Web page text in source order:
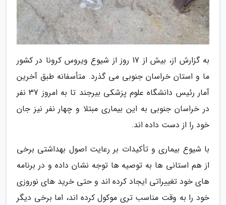
به گزارش از، بیش از 17 روز از شیوع ویروس کرونا در کشور
ما و استان خراسان جنوبی می گذرد. متأسفانه طبق آخرین
آمار رئیس دانشگاه علوم پزشکی بیرجند تا به امروز 37 نفر
در خراسان جنوبی به این بیماری مبتلا و چهار نفر نیز جان
خود را از دست داده اند.
با شیوع بیماری و تأکیدات بر رعایت اصول بهداشتی برخی
از هم استانی ها به توصیه ها توجه نشان داده و در برنامه
های خود تغییراتی ایجاد کرده اند و حتی خرید های نوروزی
خود را به وقت مناسب تری موکول کرده اند، اما برخی دیگر